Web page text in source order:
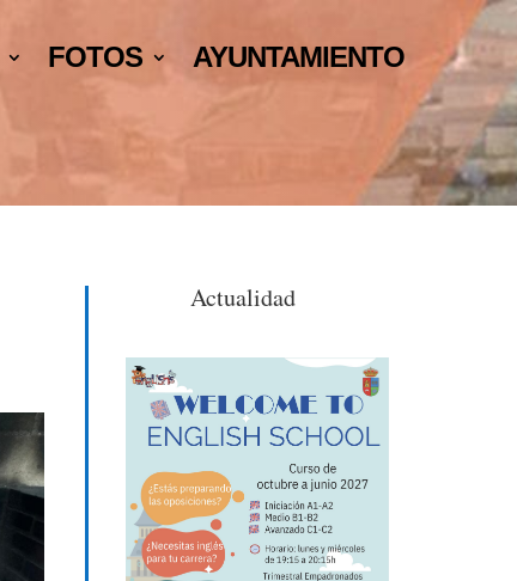
FOTOS AYUNTAMIENTO
Actualidad